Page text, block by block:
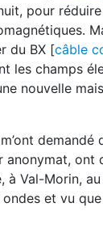
pour
du BX [câble
les champs
nouvelle
demandé
anonymat, ont
Val-Morin,
ondes et vu